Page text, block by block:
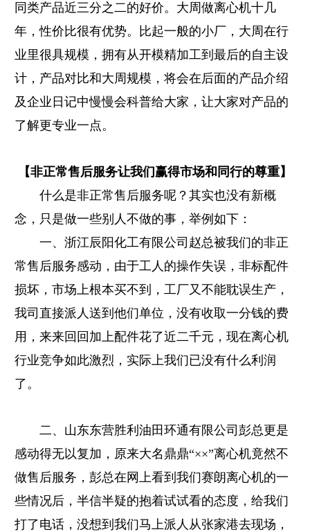
同类产品近三分之二的好价。大周做离心机十几
年，性价比很有优势。比起一般的小厂，大周在行
业里很具规模，拥有从开模精加工到最后的自主设
计，产品对比和大周规模，将会在后面的产品介绍
及企业日记中慢慢会科普给大家，让大家对产品的
了解更专业一点。
【非正常售后服务让我们赢得市场和同行的尊重】
什么是非正常售后服务呢？其实也没有新概
念，只是做一些别人不做的事，举例如下：
一、浙江辰阳化工有限公司赵总被我们的非正
常售后服务感动，由于工人的操作失误，非标配件
损坏，市场上根本买不到，工厂又不能耽误生产，
我司直接派人送到他们单位，没有收取一分钱的费
用，来来回回加上配件花了近二千元，现在离心机
行业竞争如此激烈，实际上我们已没有什么利润
了。
二、山东东营胜利油田环通有限公司彭总更是
感动得无以复加，原来大名鼎鼎“××”离心机竟然不
做售后服务，彭总在网上看到我们赛朗离心机的一
些情况后，半信半疑的抱着试试看的态度，给我们
打了电话，没想到我们马上派人从张家港去现场，